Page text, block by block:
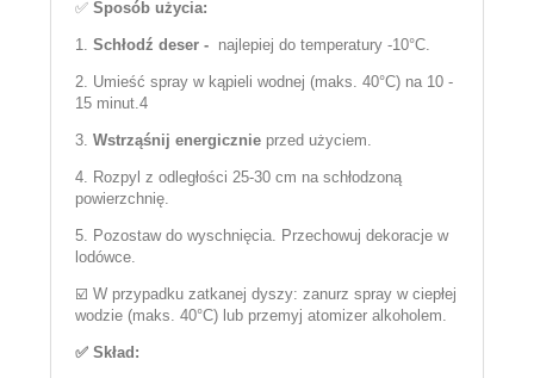
✅Sposób użycia:
1. Schłodź deser -najlepiej do temperatury -10°C.
2. Umieść spray w kąpieli wodnej (maks. 40°C) na 10 -
15 minut.4
3. Wstrząśnij energicznieprzed użyciem.
4. Rozpyl z odległości 25-30 cm na schłodzoną
powierzchnię.
5. Pozostaw do wyschnięcia. Przechowuj dekoracje w
lodówce.
☑️ W przypadku zatkanej dyszy: zanurz spray w ciepłej
wodzie (maks. 40°C) lub przemyj atomizer alkoholem.
✅ Skład: